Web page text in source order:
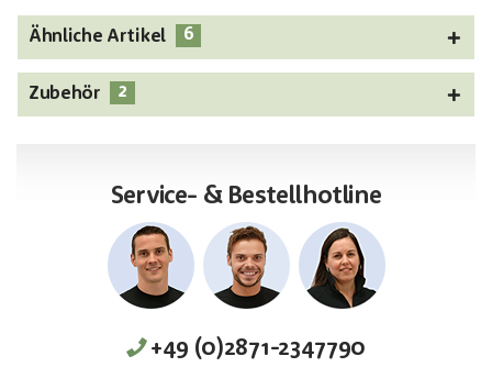
Ähnliche Artikel 6
Zubehör 2
Service- & Bestellhotline
+49 (0)2871-2347790